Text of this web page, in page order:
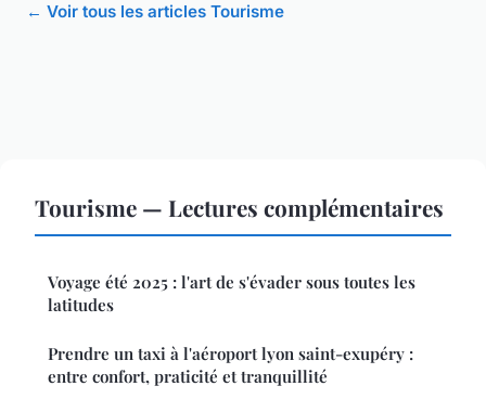
← Voir tous les articles Tourisme
Tourisme — Lectures complémentaires
Voyage été 2025 : l'art de s'évader sous toutes les
latitudes
Prendre un taxi à l'aéroport lyon saint-exupéry :
entre confort, praticité et tranquillité